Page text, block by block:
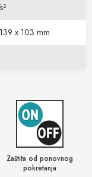
Zaštita od ponovnog
pokretanja
x 103 mm